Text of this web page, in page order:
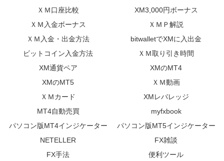
ＸＭ口座比較
XM3,000円ボーナス
ＸＭ入金ボーナス
ＸＭＰ解説
ＸＭ入金・出金方法
bitwalletでXMに入出金
ビットコイン入金方法
ＸＭ取り引き時間
XM通貨ペア
XMのMT4
XMのMT5
ＸＭ動画
ＸＭカード
XMレバレッジ
MT4自動売買
myfxbook
パソコン版MT4インジケーター
パソコン版MT5インジケーター
NETELLER
FX雑談
FX手法
便利ツール